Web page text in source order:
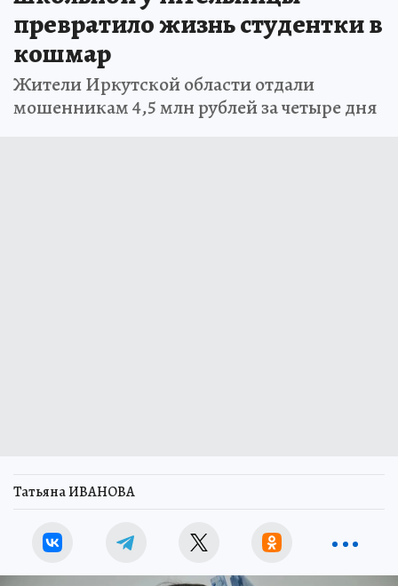
превратило жизнь студентки в
кошмар
Жители Иркутской области отдали
мошенникам 4,5 млн рублей за четыре дня
Татьяна ИВАНОВА